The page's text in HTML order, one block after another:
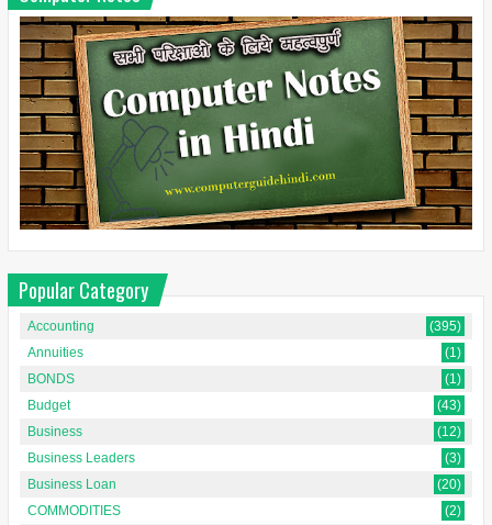
Popular Category
Accounting
(395)
Annuities
(1)
BONDS
(1)
Budget
(43)
Business
(12)
Business Leaders
(3)
Business Loan
(20)
COMMODITIES
(2)